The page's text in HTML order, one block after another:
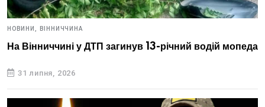
НОВИНИ, ВІННИЧЧИНА
На Вінниччині у ДТП загинув 13-річний водій мопеда
31 липня, 2026